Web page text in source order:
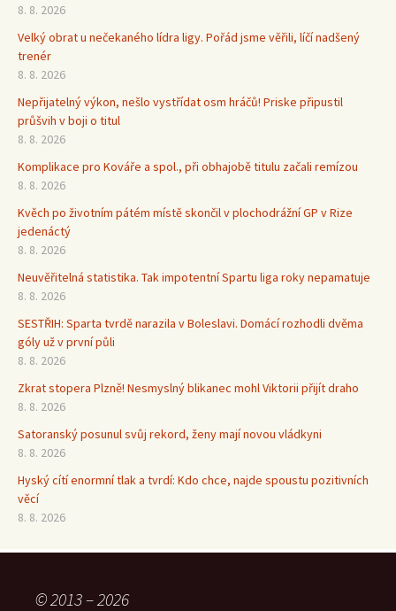
8. 8. 2026
Velký obrat u nečekaného lídra ligy. Pořád jsme věřili, líčí nadšený
trenér
8. 8. 2026
Nepřijatelný výkon, nešlo vystřídat osm hráčů! Priske připustil
průšvih v boji o titul
8. 8. 2026
Komplikace pro Kováře a spol., při obhajobě titulu začali remízou
8. 8. 2026
Kvěch po životním pátém místě skončil v plochodrážní GP v Rize
jedenáctý
8. 8. 2026
Neuvěřitelná statistika. Tak impotentní Spartu liga roky nepamatuje
8. 8. 2026
SESTŘIH: Sparta tvrdě narazila v Boleslavi. Domácí rozhodli dvěma
góly už v první půli
8. 8. 2026
Zkrat stopera Plzně! Nesmyslný blikanec mohl Viktorii přijít draho
8. 8. 2026
Satoranský posunul svůj rekord, ženy mají novou vládkyni
8. 8. 2026
Hyský cítí enormní tlak a tvrdí: Kdo chce, najde spoustu pozitivních
věcí
8. 8. 2026
© 2013 – 2026